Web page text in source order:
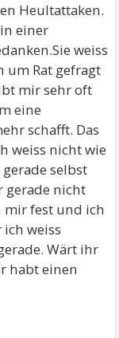
Heultattaken.
einer
weiss
um Rat gefragt
mir sehr oft
eine
schafft. Das
weiss nicht wie
selbst
gerade nicht
mir fest und ich
weiss
Wärt ihr
habt einen